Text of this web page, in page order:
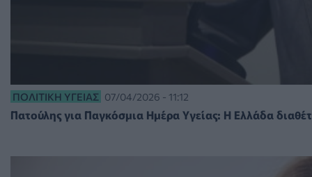
ΠΟΛΙΤΙΚΉ ΥΓΕΊΑΣ 07/04/2026 - 11:12
Πατούλης για Παγκόσμια Ημέρα Υγείας: Η Ελλάδα